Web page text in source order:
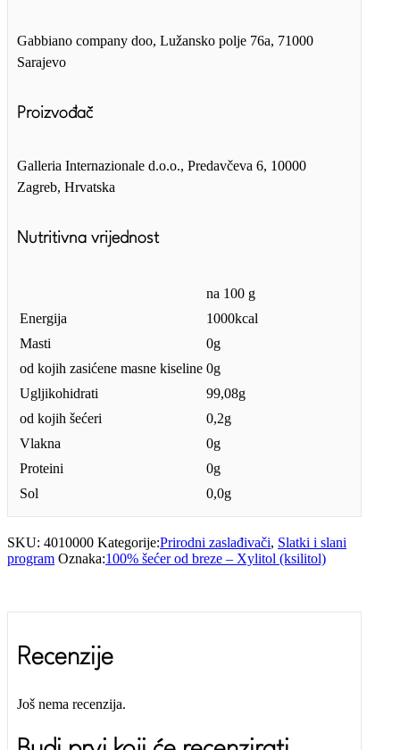
Gabbiano company doo, Lužansko polje 76a, 71000
Sarajevo
Proizvođač
Galleria Internazionale d.o.o., Predavčeva 6, 10000
Zagreb, Hrvatska
Nutritivna vrijednost
na 100 g
Energija
1000kcal
Masti
0g
od kojih zasićene masne kiseline 0g
Ugljikohidrati
99,08g
od kojih šećeri
0,2g
Vlakna
0g
Proteini
0g
Sol
0,0g
SKU: 4010000 Kategorije:Prirodni zaslađivači, Slatki i slani
program Oznaka:100% šećer od breze – Xylitol (ksilitol)
Recenzije
Još nema recenzija.